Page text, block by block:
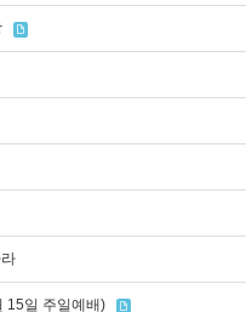
라
15일 주일예배)